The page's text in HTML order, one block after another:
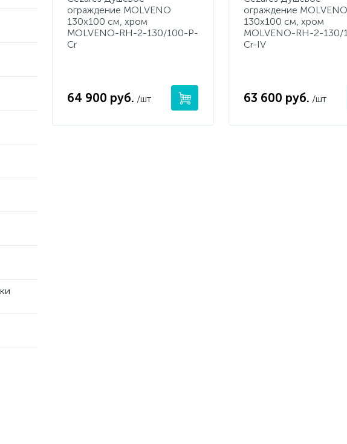
ограждение MOLVENO
130х100 см, хром
MOLVENO-RH-2-130/100-P-
Cr
64 900 руб. /шт
ограждение MOLVENO
130х100 см, хром
MOLVENO-RH-2-130/
Cr-IV
63 600 руб. /шт